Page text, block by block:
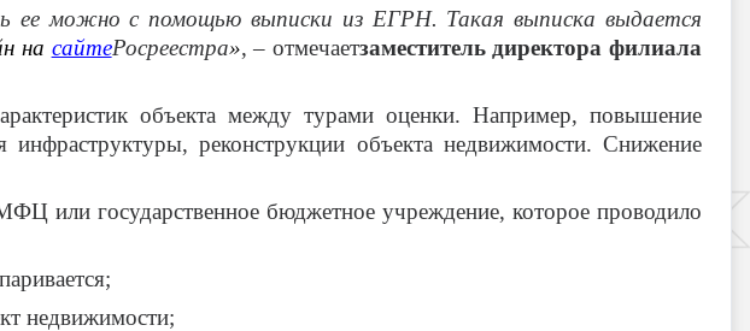
ее можно с помощью выписки из ЕГРН. Такая выписка выдается
на сайтеРосреестра», – отмечаетзаместитель директора филиала
объекта между турами оценки. Например, повышение
инфраструктуры, реконструкции объекта недвижимости. Снижение
или государственное бюджетное учреждение, которое проводило
недвижимости;